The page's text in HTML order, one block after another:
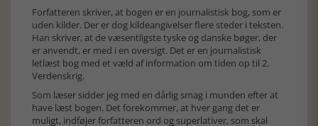
Forfatteren skriver, at bogen er en journalistisk bog, som er
uden kilder. Der er dog kildeangivelser flere steder i teksten.
Han skriver, at de væsentligste tyske og danske bøger, der
er anvendt, er med i en oversigt. Det er en journalistisk
letlæst bog med et væld af information om tiden op til 2.
Verdenskrig.
Som læser sidder jeg med en dårlig smag i munden efter at
have læst bogen. Det forekommer, at hver gang det er
muligt, indføjer forfatteren ord og superlativer, som skal